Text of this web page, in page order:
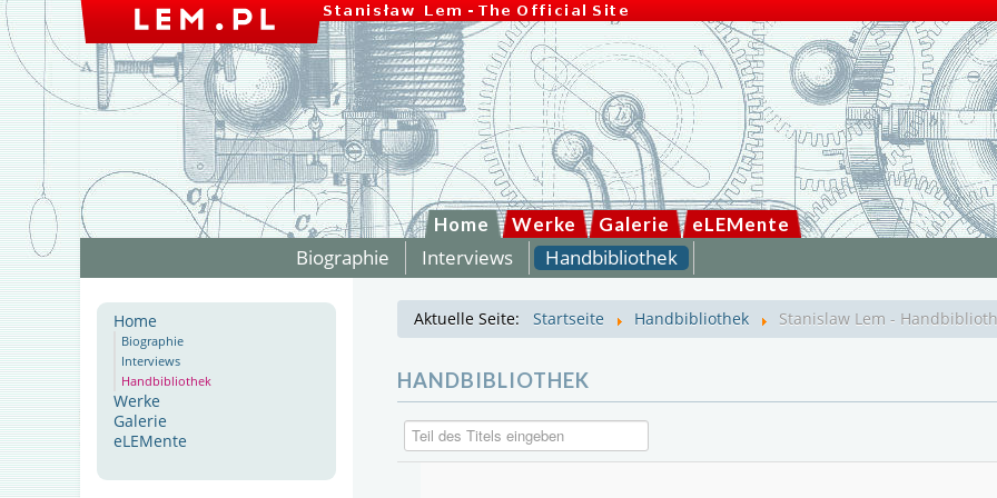
Home Werke Galerie eLEMente
Biographie Interviews Handbibliothek
Home
Biographie
Interviews
Handbibliothek
Werke
Galerie
eLEMente
Aktuelle Seite: Startseite Handbibliothek Stanislaw Lem -
HANDBIBLIOTHEK
Teil des Titels eingeben